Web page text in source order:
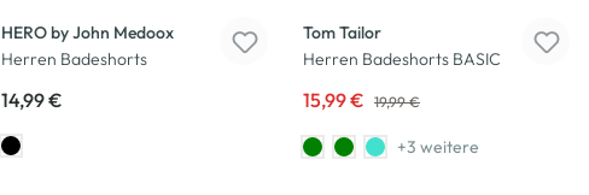
HERO by John Medoox
Herren Badeshorts
14,99 €
Tom Tailor
Herren Badeshorts BASIC
15,99 € 19,99 €
+3 weitere